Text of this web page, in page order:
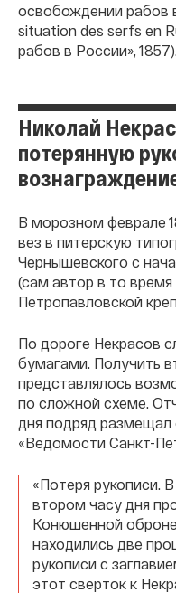
освобождении рабов
situation des serfs en
рабов в России», 1857).
Николай
потерянную
В морозном феврале
вез в питерскую
Чернышевского с
(сам автор в то
Петропавловской
По дороге Некрасов
бумагами. Получить
представлялось
по сложной схеме.
дня подряд размещал
«Ведомости Санкт-
«Потеря рукописи.
втором часу дня
Конюшенной
находились две
рукописи с
этот сверток к